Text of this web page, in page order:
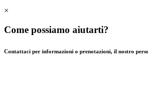
×
Come possiamo aiutarti?
Contattaci per informazioni o prenotazioni, il nostro